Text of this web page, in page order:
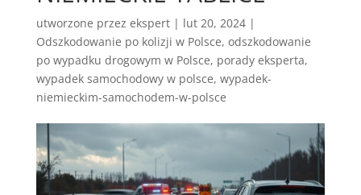
utworzone przez ekspert| lut 20, 2024|
Odszkodowanie po kolizji w Polsce, odszkodowanie
po wypadku drogowym w Polsce, porady eksperta,
wypadek samochodowy w polsce, wypadek-
niemieckim-samochodem-w-polsce